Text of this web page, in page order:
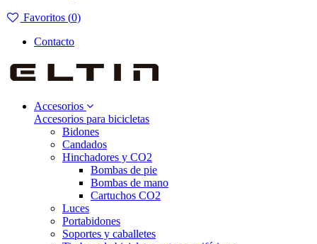
Favoritos (0)
Contacto
Accesorios
Accesorios para bicicletas
Bidones
Candados
Hinchadores y CO2
Bombas de pie
Bombas de mano
Cartuchos CO2
Luces
Portabidones
Soportes y caballetes